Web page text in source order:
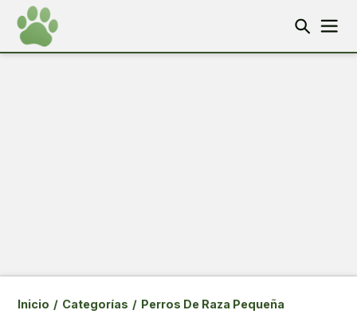
Inicio / Categorías / Perros De Raza Pequeña